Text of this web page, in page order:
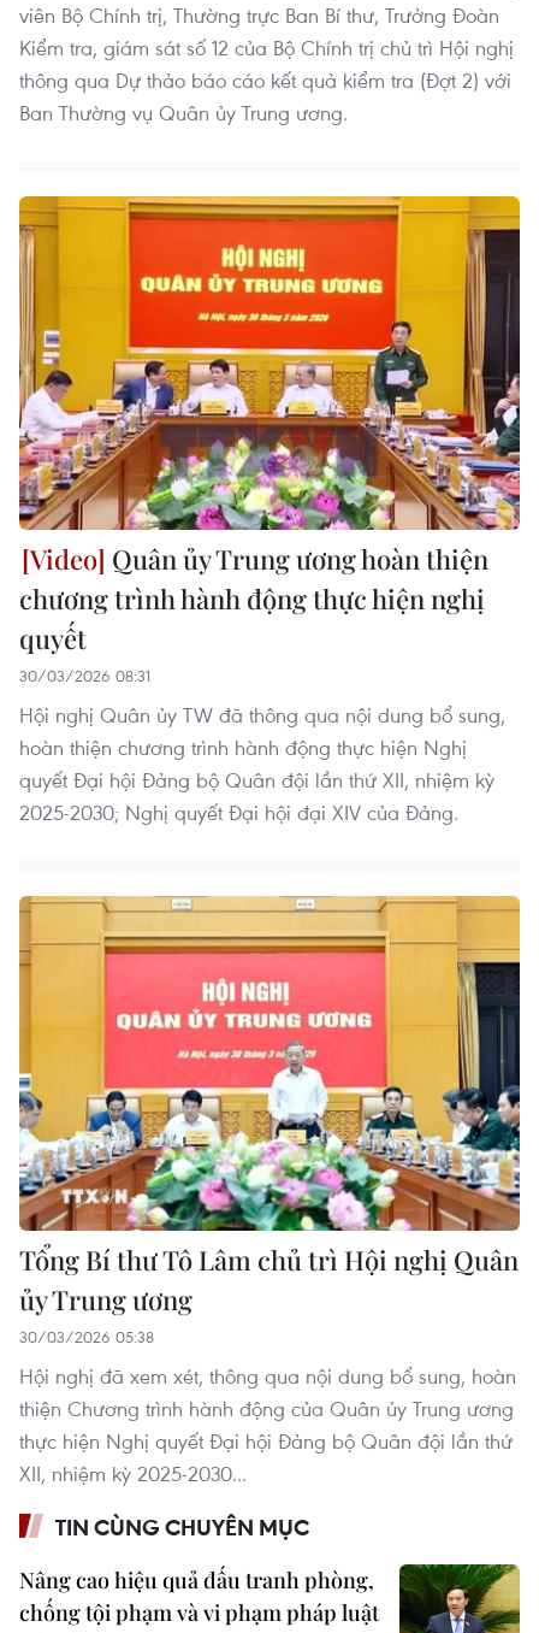
viên Bộ Chính trị, Thường trực Ban Bí thư, Trưởng Đoàn
Kiểm tra, giám sát số 12 của Bộ Chính trị chủ trì Hội nghị
thông qua Dự thảo báo cáo kết quả kiểm tra (Đợt 2) với
Ban Thường vụ Quân ủy Trung ương.
Quân ủy Trung ương hoàn thiện
chương trình hành động thực hiện nghị
quyết
30/03/2026 08:31
Hội nghị Quân ủy TW đã thông qua nội dung bổ sung,
hoàn thiện chương trình hành động thực hiện Nghị
quyết Đại hội Đảng bộ Quân đội lần thứ XII, nhiệm kỳ
2025-2030; Nghị quyết Đại hội đại XIV của Đảng.
Tổng Bí thư Tô Lâm chủ trì Hội nghị Quân
ủy Trung ương
30/03/2026 05:38
Hội nghị đã xem xét, thông qua nội dung bổ sung, hoàn
thiện Chương trình hành động của Quân ủy Trung ương
thực hiện Nghị quyết Đại hội Đảng bộ Quân đội lần thứ
XII, nhiệm kỳ 2025-2030...
TIN CÙNG CHUYÊN MỤC
Nâng cao hiệu quả đấu tranh phòng,
chống tội phạm và vi phạm pháp luật